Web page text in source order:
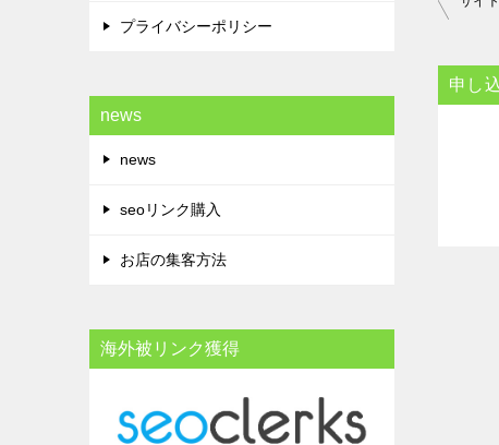
ナ
ビ
申し
プライバシーポリシー
news
news
seoリンク購入
お店の集客方法
海外被リンク獲得